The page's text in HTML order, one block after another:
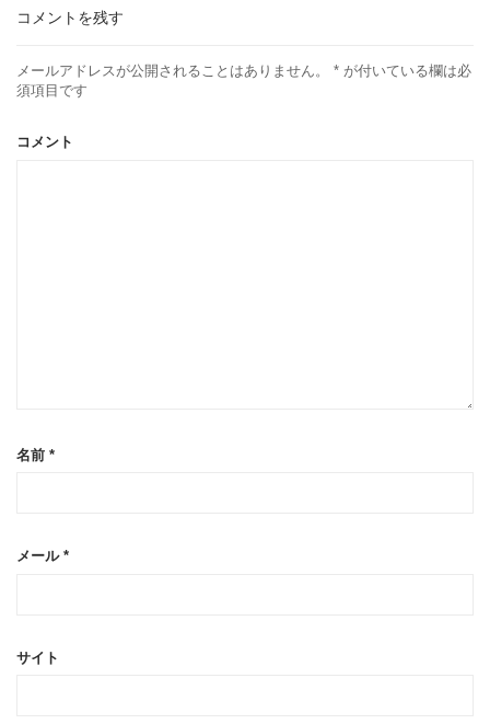
コメントを残す
メールアドレスが公開されることはありません。 * が付いている欄は必
須項目です
コメント
名前 *
メール *
サイト